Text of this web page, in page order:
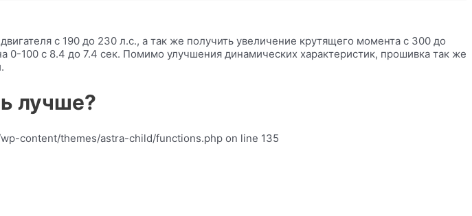
с 190 до 230 л.с., а так же получить увеличение крутящего момента с 300 до
100 с 8.4 до 7.4 сек. Помимо улучшения динамических характеристик, прошивка так же
лучше?
content/themes/astra-child/functions.php on line 135